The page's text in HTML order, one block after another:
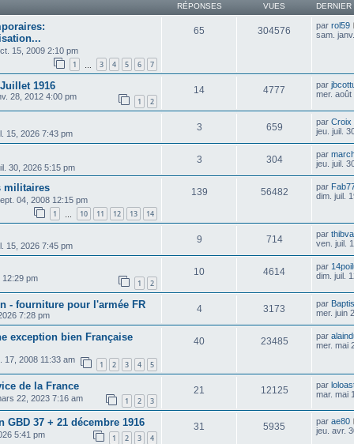
RÉPONSES VUES
15, 2009 2:10 pm
1 3 4 5 6 7
65 304576 par rol59
sam.
1916
28, 2012 4:00 pm 1 2
14 4777 par
mer. août
15, 2026 7:43 pm
3 659 par Croix
jeu. juil.
30, 2026 5:15 pm
3 304 par
jeu. juil.
militaires
04, 2008 12:15 pm
1 10 11 12 13 14
139 56482 par
dim. juil.
15, 2026 7:45 pm
9 714 par
ven. juil.
12:29 pm 1 2
10 4614 par
dim. juil.
- fourniture pour l'armée FR
7:28 pm
4 3173 par
mer. juin
exception bien Française
17, 2008 11:33 am 1 2 3 4 5
40 23485 par
mer. mai
de la France
22, 2023 7:16 am 1 2 3
21 12125 par
mar. mai
GBD 37 + 21 décembre 1916
5:41 pm 1 2 3 4
31 5935 par ae80
jeu. avr.